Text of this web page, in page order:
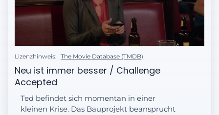
Lizenzhinweis: The Movie Database (TMDB)
Neu ist immer besser / Challenge
Accepted
Ted befindet sich momentan in einer
kleinen Krise. Das Bauprojekt beansprucht